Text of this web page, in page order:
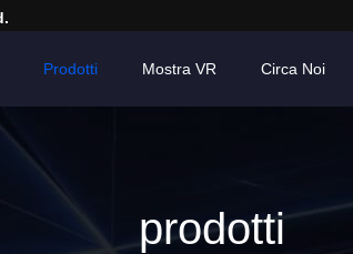
Prodotti Mostra VR Circa Noi
prodotti